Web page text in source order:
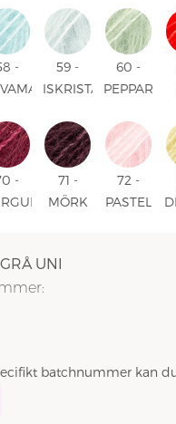
UNI
-
59 -
ISKRISTALL
60 -
-
71 -
MÖRK
72 -
PASTEL
UNI
batchnummer kan